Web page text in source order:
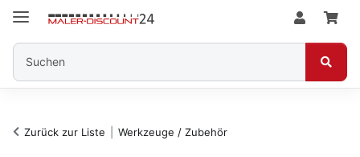
Zurück zur Liste Werkzeuge / Zubehör